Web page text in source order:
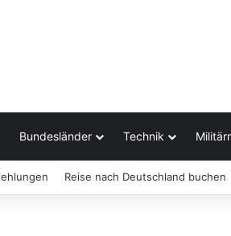
Bundesländer Technik
Reise nach Deutschland buchen